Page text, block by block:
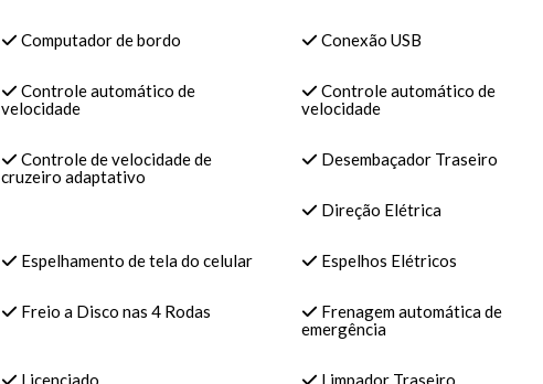
Computador de bordo Conexão USB
Controle automático de
velocidade
Controle automático de
velocidade
Controle de velocidade de
cruzeiro adaptativo
Desembaçador Traseiro
Direção Elétrica
Espelhamento de tela do celular Espelhos Elétricos
Freio a Disco nas 4 Rodas
Frenagem automática de
emergência
Licenciado Limpador Traseiro